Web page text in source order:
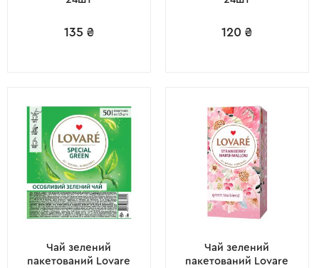
135 ₴ 120 ₴
Чай зелений
пакетований Lovare
Чай зелений
пакетований Lovare